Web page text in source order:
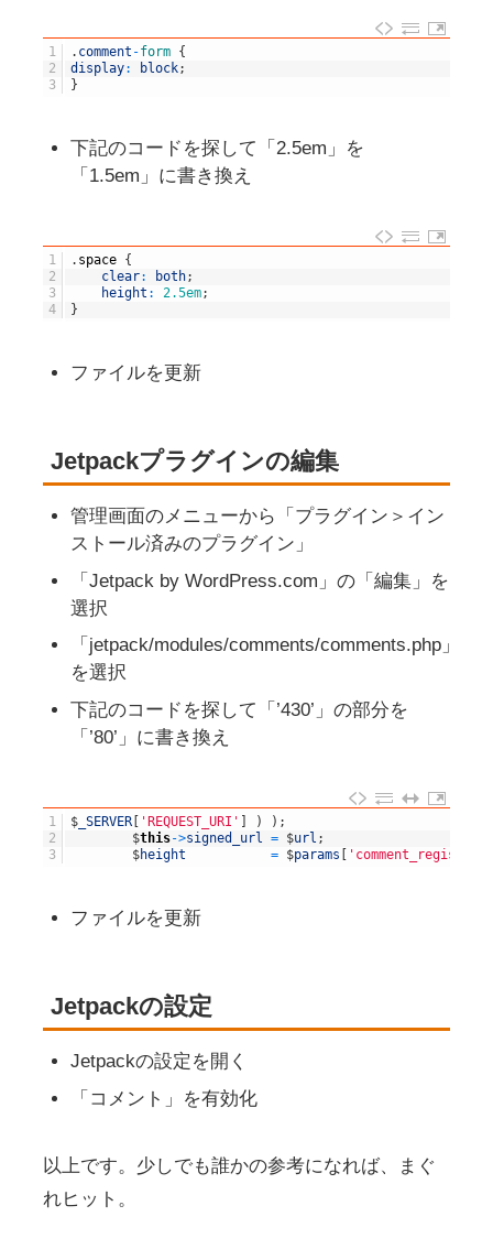
1
2
3
. comment -form {
display: block;
}
下記のコードを探して「2.5em」を
「1.5em」に書き換え
1
2
3
4
. space {
clear: both;
height : 2.5em;
}
ファイルを更新
Jetpackプラグインの編集
管理画面のメニューから「プラグイン＞イン
ストール済みのプラグイン」
「Jetpack by WordPress.com」の「編集」を
選択
「jetpack/modules/comments/comments.php」
を選択
下記のコードを探して「’430’」の部分を
「’80’」に書き換え
1
2
3
$_SERVER[ 'REQUEST_URI' ] ) ) ;
$this->signed_url = $url ;
$height = $params [
ファイルを更新
Jetpackの設定
Jetpackの設定を開く
「コメント」を有効化
以上です。少しでも誰かの参考になれば、まぐ
れヒット。